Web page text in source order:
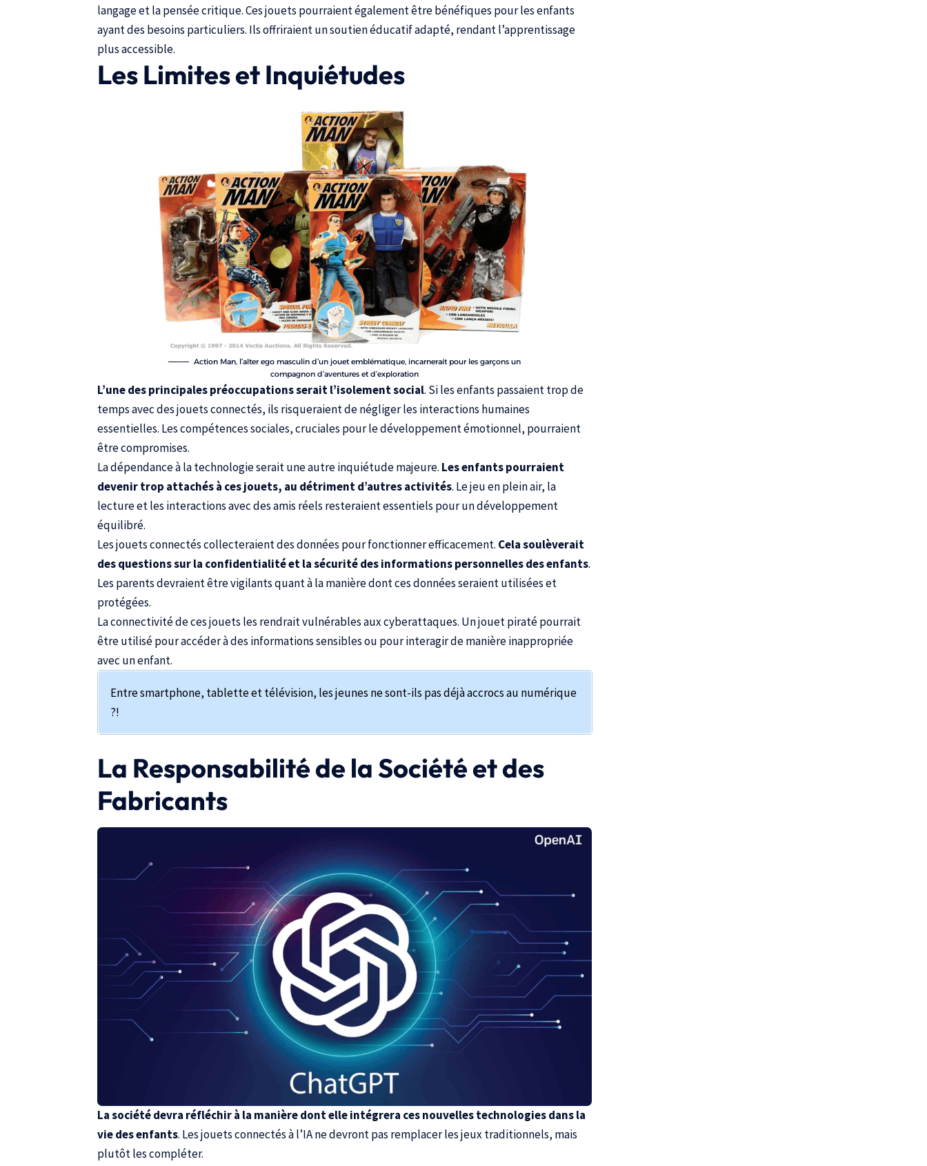
langage et la pensée critique. Ces jouets pourraient également être bénéfiques pour les enfants
ayant des besoins particuliers. Ils offriraient un soutien éducatif adapté, rendant l’apprentissage
plus accessible.
Les Limites et Inquiétudes
Action Man, l’alter ego masculin d’un jouet emblématique, incarnerait pour les garçons un
compagnon d’aventures et d’exploration
L’une des principales préoccupations serait l’isolement social. Si les enfants passaient trop de
temps avec des jouets connectés, ils risqueraient de négliger les interactions humaines
essentielles. Les compétences sociales, cruciales pour le développement émotionnel, pourraient
être compromises.
La dépendance à la technologie serait une autre inquiétude majeure. Les enfants pourraient
devenir trop attachés à ces jouets, au détriment d’autres activités. Le jeu en plein air, la
lecture et les interactions avec des amis réels resteraient essentiels pour un développement
équilibré.
Les jouets connectés collecteraient des données pour fonctionner efficacement. Cela soulèverait
des questions sur la confidentialité et la sécurité des informations personnelles des enfants.
Les parents devraient être vigilants quant à la manière dont ces données seraient utilisées et
protégées.
La connectivité de ces jouets les rendrait vulnérables aux cyberattaques. Un jouet piraté pourrait
être utilisé pour accéder à des informations sensibles ou pour interagir de manière inappropriée
avec un enfant.
Entre smartphone, tablette et télévision, les jeunes ne sont-ils pas déjà accrocs au numérique
?!
La Responsabilité de la Société et des
Fabricants
La société devra réfléchir à la manière dont elle intégrera ces nouvelles technologies dans la
vie des enfants. Les jouets connectés à l’IA ne devront pas remplacer les jeux traditionnels, mais
plutôt les compléter.